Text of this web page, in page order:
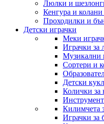
Люлки и
Кенгура и
Проходилки и
Детски играчки
Меки
Играчки за
Музикални
Сортери и
Детски
Колички за
Килимчета
Играчки за